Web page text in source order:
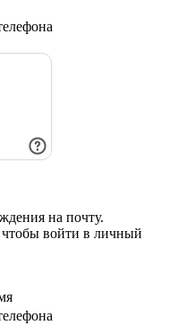
на почту.
войти в личный